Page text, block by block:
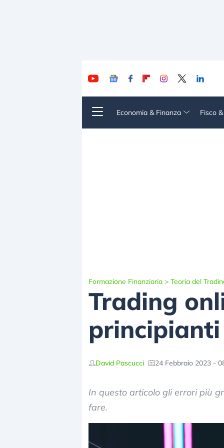
Economia & Finanza Fisco
Formazione Finanziaria > Teoria del
Trading
principianti
David Pascucci 24 Febbraio 2023 -
In questo articolo gli errori più
fare.